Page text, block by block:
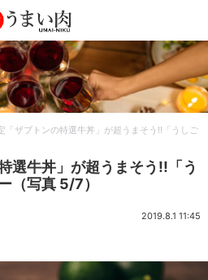
「ザブトンの特選牛丼」が超うまそう!!「うしご
選牛丼」が超うまそう!!「う
（写真 5/7）
2019.8.1 11:45